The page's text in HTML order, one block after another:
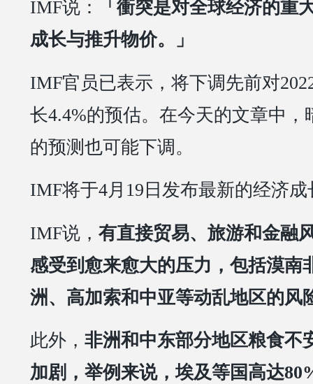
IMF说：
「衝突是对全球经济的重
成长与推升物价。」
IMF官员已表示，将下调先前对
长4.4%的预估。在今天的文章中，
的预测也可能下调。
IMF将于4月19日发布最新的经济
IMF说， 有直接贸易、旅游和金融
感受到愈来愈大的压力，包括漠南
洲、高加索和中亚等动乱地区的风
此外， 非洲和中东部分地区粮食不
加剧，举例来说，埃及等国高达